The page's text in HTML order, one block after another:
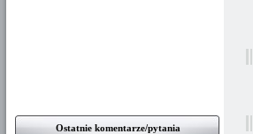
Ostatnie komentarze/pytania